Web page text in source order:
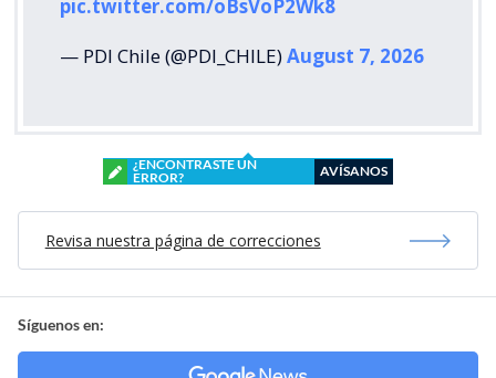
pic.twitter.com/oBsVoP2Wk8
— PDI Chile (@PDI_CHILE)August 7, 2026
¿ENCONTRASTE UN
ERROR?
AVÍSANOS
Revisa nuestra página de correcciones
Síguenos en: